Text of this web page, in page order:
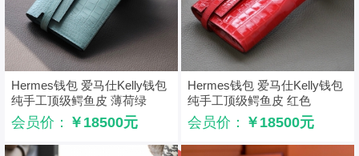
Hermes钱包 爱马仕Kelly钱包
纯手工顶级鳄鱼皮 薄荷绿
会员价： ￥18500元
Hermes钱包 爱马仕Kelly钱包
纯手工顶级鳄鱼皮 红色
会员价： ￥18500元